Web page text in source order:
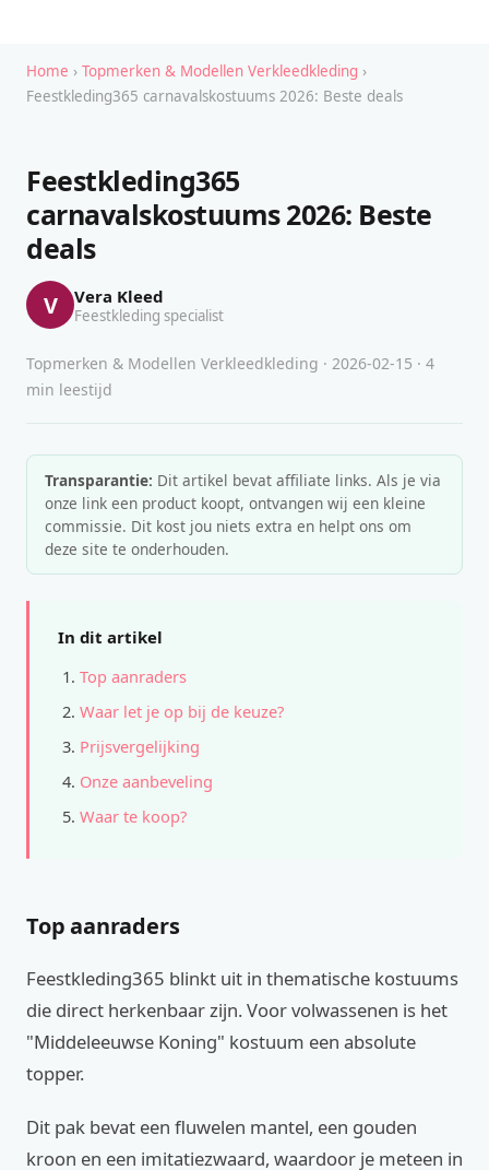
Home › Topmerken & Modellen Verkleedkleding ›
Feestkleding365 carnavalskostuums 2026: Beste deals
Feestkleding365
carnavalskostuums 2026: Beste
deals
V Vera Kleed
Feestkleding specialist
Topmerken & Modellen Verkleedkleding · 2026-02-15 · 4
min leestijd
Transparantie: Dit artikel bevat affiliate links. Als je via
onze link een product koopt, ontvangen wij een kleine
commissie. Dit kost jou niets extra en helpt ons om
deze site te onderhouden.
In dit artikel
Top aanraders
Waar let je op bij de keuze?
Prijsvergelijking
Onze aanbeveling
Waar te koop?
Top aanraders
Feestkleding365 blinkt uit in thematische kostuums
die direct herkenbaar zijn. Voor volwassenen is het
"Middeleeuwse Koning" kostuum een absolute
topper.
Dit pak bevat een fluwelen mantel, een gouden
kroon en een imitatiezwaard, waardoor je meteen in